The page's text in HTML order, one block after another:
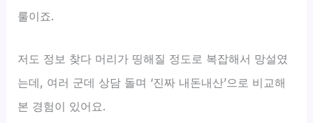
룰이죠.
저도 정보 찾다 머리가 띵해질 정도로 복잡해서 망설였
는데, 여러 군데 상담 돌며 ‘진짜 내돈내산’으로 비교해
본 경험이 있어요.